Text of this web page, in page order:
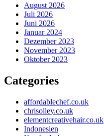
August 2026
Juli 2026
Juni 2026
Januar 2024
Dezember 2023
November 2023
Oktober 2023
Categories
affordablechef.co.uk
chrisolley.co.uk
elementcreativehair.co.uk
Indonesien